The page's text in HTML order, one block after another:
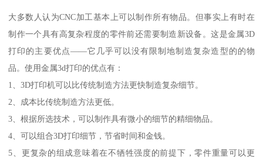
大多数人认为CNC加工基本上可以制作所有物品。但事实上有时在
制作一个具有高复杂程度的零件前还需要制造新设备。这是金属3D
打印的主要优点——它几乎可以没有限制地制造复杂造型的的物
品。使用金属3d打印的优点有：
1、3D打印机可以比传统制造方法更快制造复杂细节。
2、成本比传统制造方法更低。
3、根据所选技术，可以制作具有微小的细节的精细物品。
4、可以组合3D打印细节，节省时间和金钱。
5、更复杂的组成意味着在不牺牲强度的前提下，零件重量可以更